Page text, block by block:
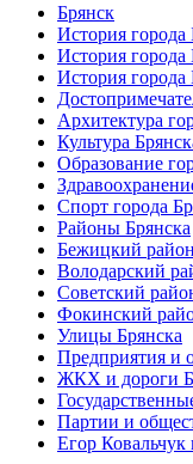
Брянск
История города
История города
История
Архитектура
Культура
Образование
Спорт города
Районы Брянска
Бежицкий
Володарский
Советский
Фокинский
Улицы Брянска
Предприятия и
ЖКХ и дороги
Партии и
Егор Ковальчук